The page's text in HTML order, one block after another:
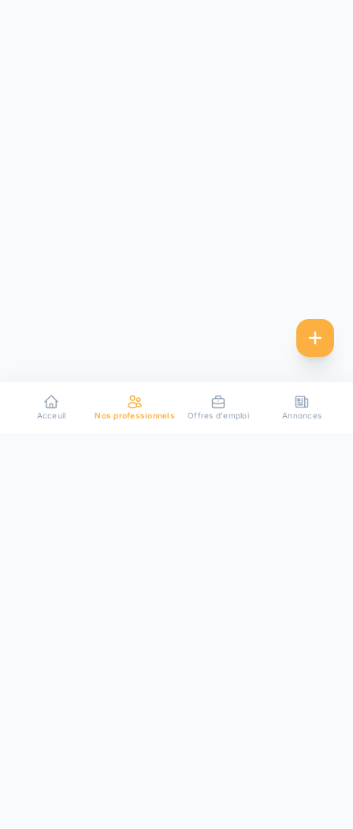
Acceuil Nos professionnels Offres d'emploi Annonces